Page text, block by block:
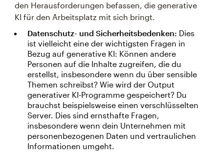
den Herausforderungen befassen, die generative
KI für den Arbeitsplatz mit sich bringt.
Datenschutz- und Sicherheitsbedenken: Dies
ist vielleicht eine der wichtigsten Fragen in
Bezug auf generative KI: Können andere
Personen auf die Inhalte zugreifen, die du
erstellst, insbesondere wenn du über sensible
Themen schreibst? Wie wird der Output
generativer KI-Programme gespeichert? Du
brauchst beispielsweise einen verschlüsselten
Server. Dies sind ernsthafte Fragen,
insbesondere wenn dein Unternehmen mit
personenbezogenen Daten und vertraulichen
Informationen umgeht.